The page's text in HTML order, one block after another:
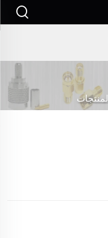
المنتجات